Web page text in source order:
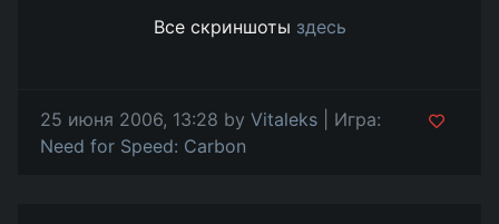
Все скриншоты здесь
25 июня 2006, 13:28 by Vitaleks | Игра:
Need for Speed: Carbon